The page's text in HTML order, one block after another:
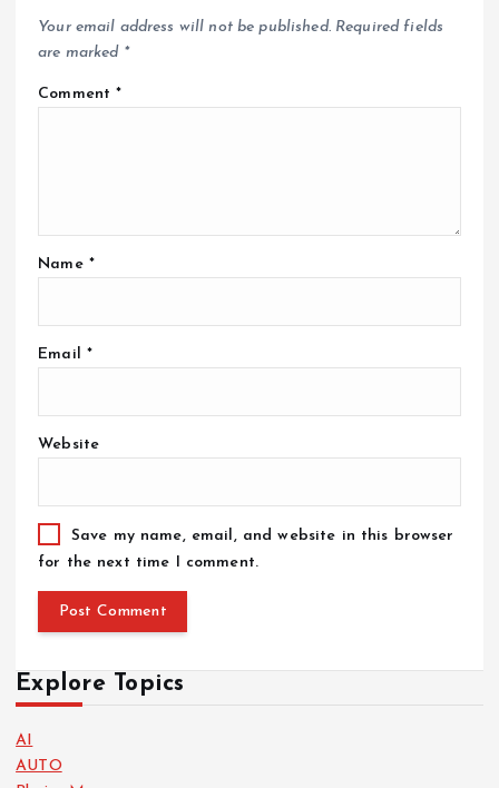
Your email address will not be published. Required fields
are marked *
Comment*
Name *
Email *
Website
Save my name, email, and website in this browser
for the next time I comment.
Explore Topics
AI
AUTO